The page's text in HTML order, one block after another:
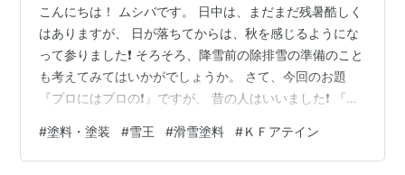
こんにちは！ ムシバです。 日中は、まだまだ残暑酷しく
はありますが、 日が落ちてからは、秋を感じるようにな
って参りました❗ そろそろ、降雪前の除排雪の準備のこと
も考えてみてはいかがでしょうか。 さて、今回のお題
『プロにはプロの❗』ですが、 昔の人はいいました❗ 『弘
が、いかがでしょうか？ この世の職人さんは ＤＩＹ用の
用具を使っているでしょうか？ ムシバは、元々塗装工場
#塗料・塗装 #雪王 #滑雪塗料 #ＫＦアテイン